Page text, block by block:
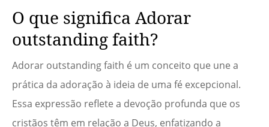
O que significa Adorar
outstanding faith?
Adorar outstanding faith é um conceito que une a
prática da adoração à ideia de uma fé excepcional.
Essa expressão reflete a devoção profunda que os
cristãos têm em relação a Deus, enfatizando a